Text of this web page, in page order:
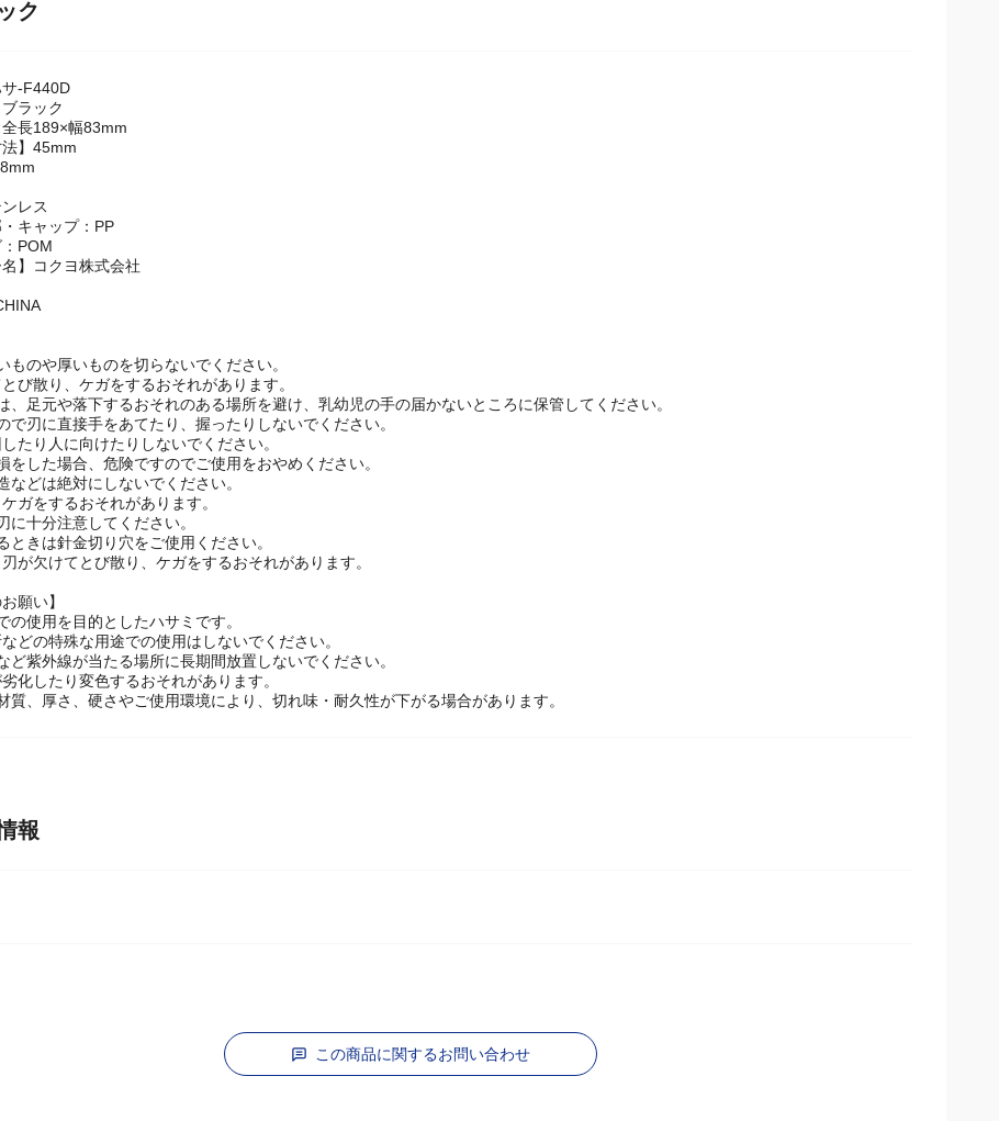
-F440D
ブラック
全長189×幅83mm
】45mm
レス
キャップ：PP
：POM
ものや厚いものを切らないでください。
び散り、ケガをするおそれがあります。
、足元や落下するおそれのある場所を避け、乳幼児の手の届かないところに保管してください。
で刃に直接手をあてたり、握ったりしないでください。
たり人に向けたりしないでください。
をした場合、危険ですのでご使用をおやめください。
などは絶対にしないでください。
ガをするおそれがあります。
に十分注意してください。
ときは針金切り穴をご使用ください。
願い】
の使用を目的としたハサミです。
どの特殊な用途での使用はしないでください。
ど紫外線が当たる場所に長期間放置しないでください。
化したり変色するおそれがあります。
この商品に関するお問い合わせ